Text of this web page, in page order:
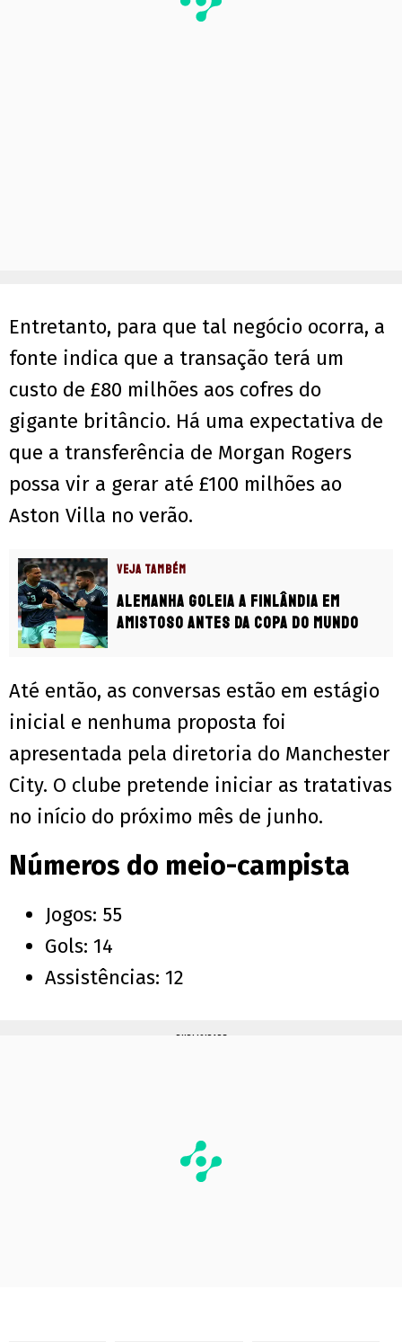
Entretanto, para que tal negócio ocorra, a
fonte indica que a transação terá um
custo de £80 milhões aos cofres do
gigante britâncio. Há uma expectativa de
que a transferência de Morgan Rogers
possa vir a gerar até £100 milhões ao
Aston Villa no verão.
VEJA TAMBÉM
Alemanha goleia a Finlândia em
amistoso antes da Copa do Mundo
Até então, as conversas estão em estágio
inicial e nenhuma proposta foi
apresentada pela diretoria do Manchester
City. O clube pretende iniciar as tratativas
no início do próximo mês de junho.
Números do meio-campista
Jogos: 55
Gols: 14
Assistências: 12
PUBLICIDADE